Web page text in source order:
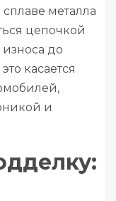
металла
цепочкой
до
касается
и